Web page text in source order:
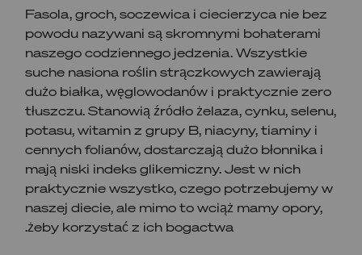
Fasola, groch, soczewica i ciecierzyca nie bez
powodu nazywani są skromnymi bohaterami
naszego codziennego jedzenia. Wszystkie
suche nasiona roślin strączkowych zawierają
dużo białka, węglowodanów i praktycznie zero
tłuszczu. Stanowią źródło żelaza, cynku, selenu,
potasu, witamin z grupy B, niacyny, tiaminy i
cennych folianów, dostarczają dużo błonnika i
mają niski indeks glikemiczny. Jest w nich
praktycznie wszystko, czego potrzebujemy w
naszej diecie, ale mimo to wciąż mamy opory,
żeby korzystać z ich bogactwa.